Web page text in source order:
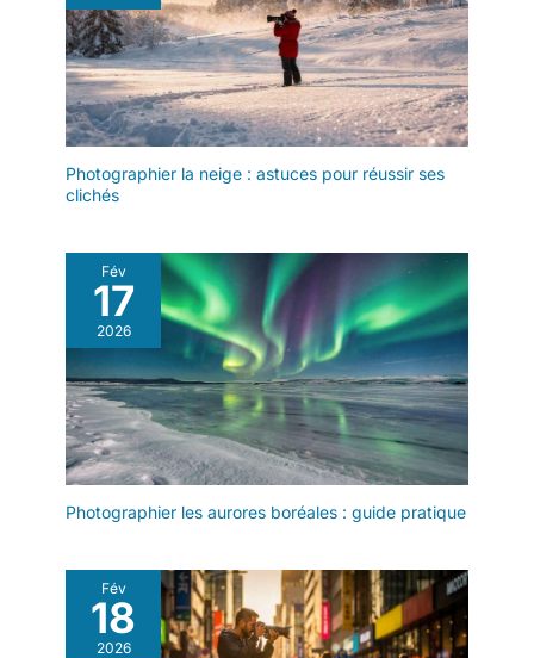
(USB PD 3.0 +
DisplayPort 1.4), port
Ethernet, jack audio
combiné et slot de
sécurité: une
connectique
complète pour le
professionnels.
✔️Design élégant &
prêt à l’emploi:
Châssis en
aluminium solide et
raffiné. Windows 11
Pro déjà installé et PC
configuré prêt à
l’utilisation immédiate
dès l’ouverture de la
Photographier la neige : astuces pour réussir ses
clichés
Fév
17
2026
Photographier les aurores boréales : guide pratique
Fév
18
2026